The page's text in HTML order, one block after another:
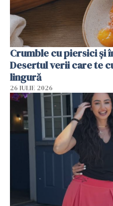
Crumble cu piersici și
Desertul verii care te
lingură
26 IULIE 2026